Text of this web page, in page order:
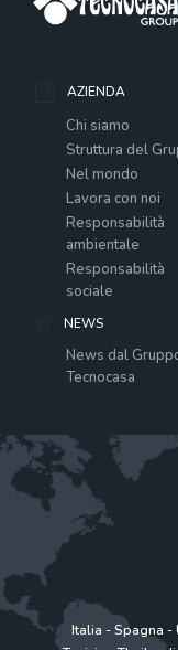
AZIENDA
Chi siamo
Struttura del
Nel mondo
Lavora con noi
Responsabilità
ambientale
Responsabilità
sociale
NEWS
News dal
Tecnocasa
Italia -Spagna -